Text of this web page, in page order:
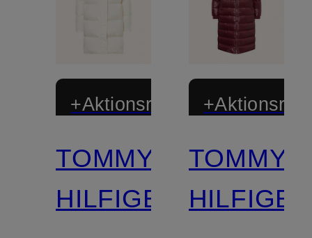
+Aktionsrabatt
TOMMY
HILFIGER
TOMMY